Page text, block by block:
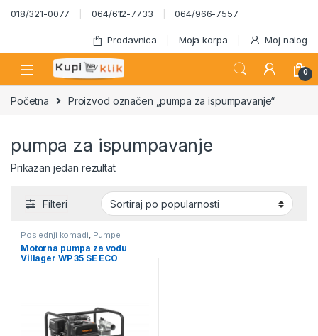
Skip to navigation
Skip to content
018/321-0077 064/612-7733 064/966-7557
Prodavnica Moja korpa Moj nalog
0
Početna Proizvod označen „pumpa za ispumpavanje“
pumpa za ispumpavanje
Prikazan jedan rezultat
Filteri
Poslednji komadi, Pumpe
Motorna pumpa za vodu
Villager WP 35 SE ECO